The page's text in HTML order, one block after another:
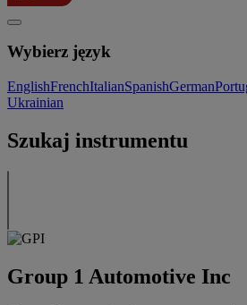
Wybierz język
EnglishFrenchItalianSpanishGerman
Ukrainian
Szukaj instrumentu
Group 1 Automotive Inc